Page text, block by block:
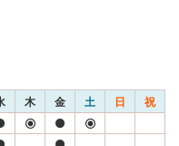
木 金 土 日 祝